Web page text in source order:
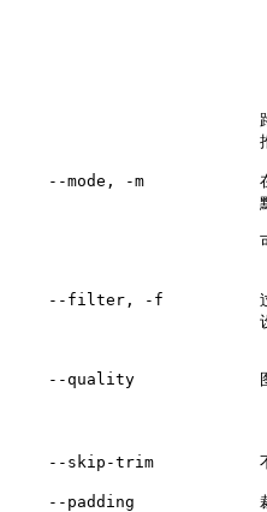
-
路
--mode, -m            在
可
--filter, -f          过
设
--quality
--skip-trim           不
--padding             裁